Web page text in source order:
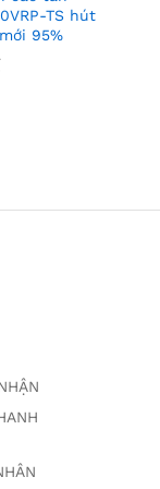
TS hút
95%